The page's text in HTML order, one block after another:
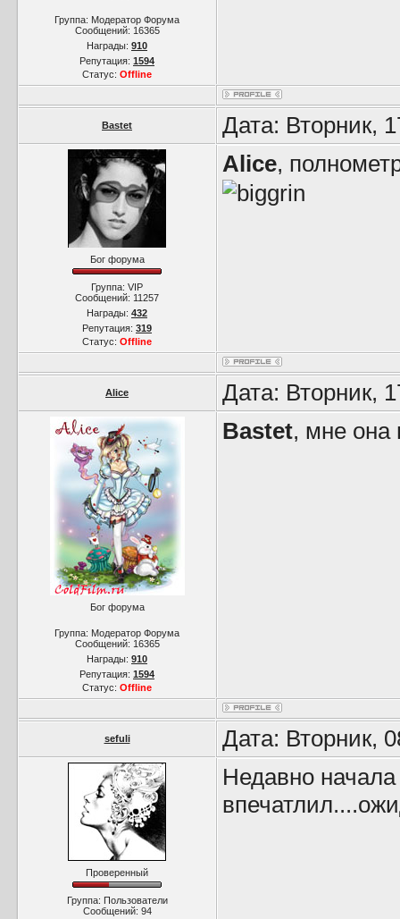
Группа: Модератор Форума
Сообщений: 16365
Награды: 910
Репутация: 1594
Статус: Offline
Bastet Дата: Вторник,
Бог форума
Группа: VIP
Сообщений: 11257
Награды: 432
Репутация: 319
Статус: Offline
Alice,
Alice Дата: Вторник,
Бог форума
Группа: Модератор Форума
Сообщений: 16365
Награды: 910
Репутация: 1594
Статус: Offline
Bastet, мне она
sefuli Дата: Вторник,
Проверенный
Группа: Пользователи
Сообщений: 94
Недавно начала